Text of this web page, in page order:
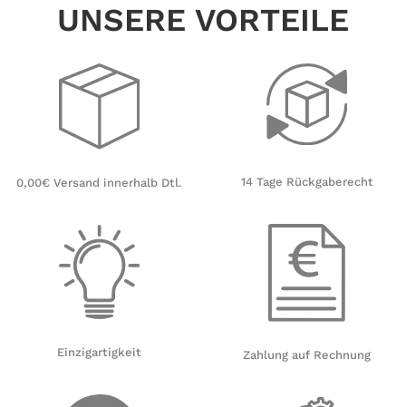
UNSERE VORTEILE
0,00€ Versand innerhalb Dtl.
Einzigartigkeit
14 Tage Rückgaberecht
Zahlung auf Rechnung